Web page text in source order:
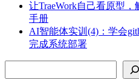
让TraeWork自己看原型
手册
AI智能体实训(4)：学会
完成系统部署